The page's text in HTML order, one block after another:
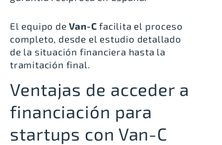
El equipo deVan-C facilita el proceso
completo, desde el estudio detallado
de la situación financiera hasta la
tramitación final.
Ventajas de acceder a
financiación para
startups con Van-C